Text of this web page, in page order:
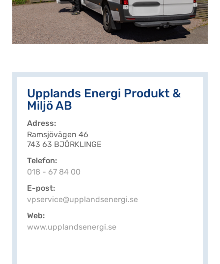
Upplands Energi Produkt &
Miljö AB
Adress
Ramsjövägen 46
743 63 BJÖRKLINGE
Telefon
018 - 67 84 00
E-post
vpservice@upplandsenergi.se
Web
www.upplandsenergi.se